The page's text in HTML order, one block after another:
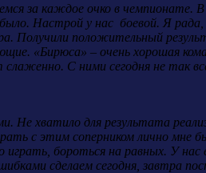
за каждое очко в чемпионате.
Настрой у нас боевой. Я
Получили положительный
«Бирюса» – очень хорошая
С ними сегодня не так
Не хватило для результата
с этим соперником лично мне
бороться на равных. У
сделаем сегодня, завтра